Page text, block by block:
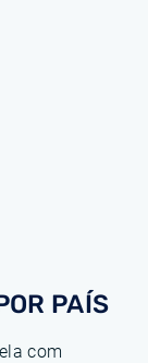
PAÍS
com